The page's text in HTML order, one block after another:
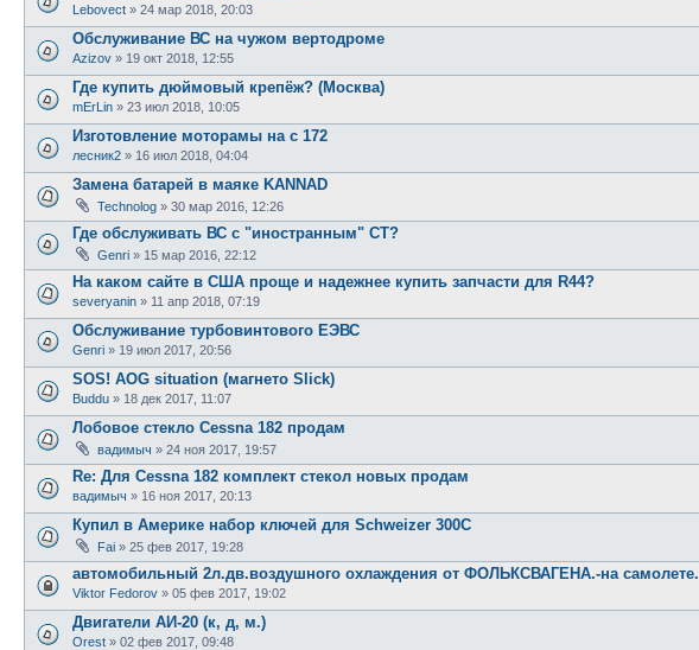
Lebovect » 24 мар 2018, 20:03
Обслуживание ВС на чужом вертодроме
Azizov » 19 окт 2018, 12:55
Где купить дюймовый крепёж? (Москва)
mErLin » 23 июл 2018, 10:05
Изготовление моторамы на с 172
лесник2 » 16 июл 2018, 04:04
Замена батарей в маяке KANNAD
Technolog » 30 мар 2016, 12:26
Где обслуживать ВС с "иностранным" СТ?
Genri » 15 мар 2016, 22:12
На каком сайте в США проще и надежнее купить запчасти для R44?
severyanin » 11 апр 2018, 07:19
Обслуживание турбовинтового ЕЭВС
Genri » 19 июл 2017, 20:56
SOS! AOG situation (магнето Slick)
Buddu » 18 дек 2017, 11:07
Лобовое стекло Cessna 182 продам
вадимыч » 24 ноя 2017, 19:57
Re: Для Cessna 182 комплект стекол новых продам
вадимыч » 16 ноя 2017, 20:13
Купил в Америке набор ключей для Schweizer 300C
Fai » 25 фев 2017, 19:28
автомобильный 2л.дв.воздушного охлаждения от ФОЛЬКСВАГЕНА.-на самолете.
Viktor Fedorov » 05 фев 2017, 19:02
Двигатели АИ-20 (к, д, м.)
Orest » 02 фев 2017, 09:48